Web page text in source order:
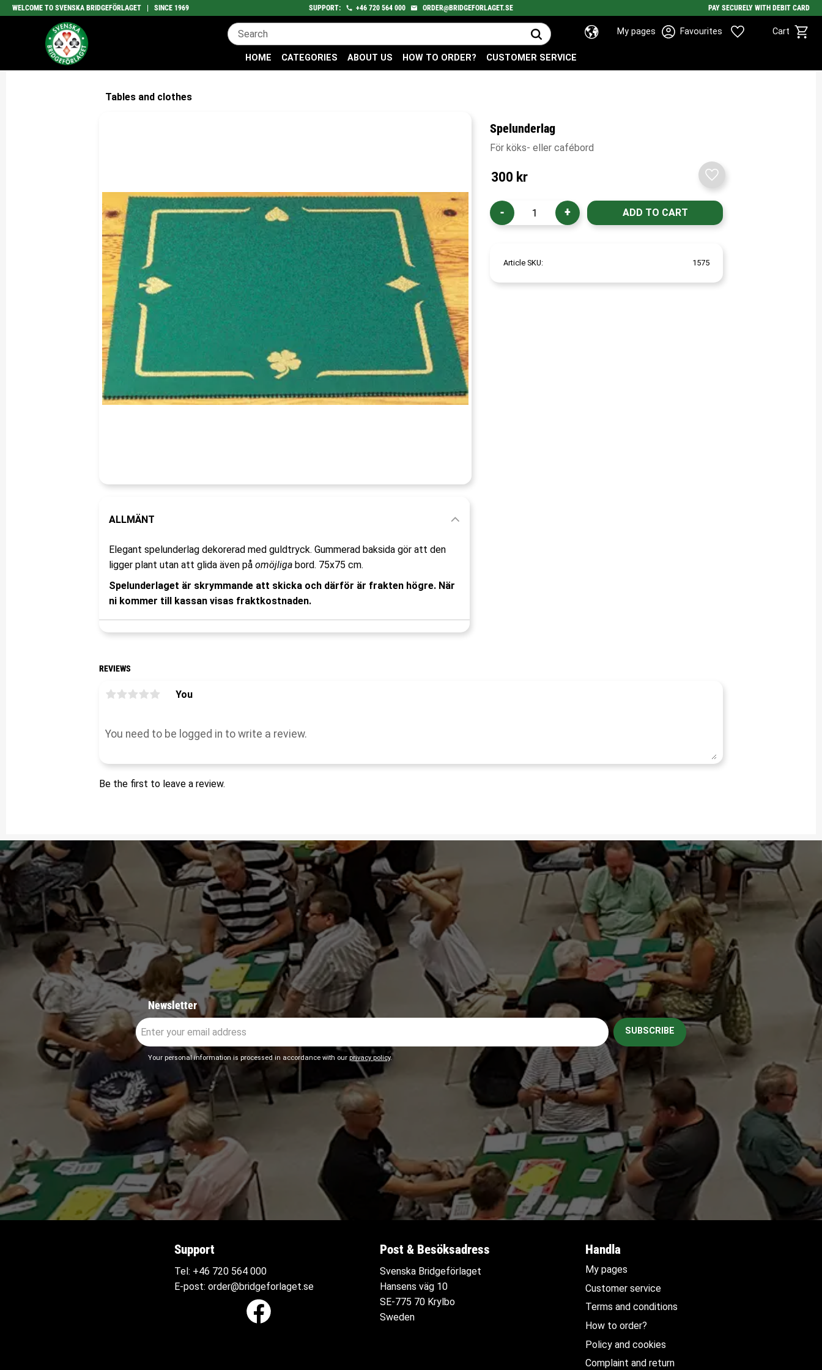
WELCOME TO SVENSKA BRIDGEFÖRLAGET | SINCE 1969 SUPPORT: +46 720 564 000 ORDER@BRIDGEFORLAGET.SE PAY SECURELY WITH DEBIT CARD
My pages Favourites Cart
Favorites Basket
HOME CATEGORIES ABOUT US HOW TO ORDER? CUSTOMER SERVICE
Tables and clothes
Spelunderlag
För köks- eller cafébord
300 kr
+
-
Add to favorites
Article SKU 1575
ALLMÄNT
Elegant spelunderlag dekorerad med guldtryck. Gummerad baksida gör att den
ligger plant utan att glida även på omöjliga bord. 75x75 cm.
Spelunderlaget är skrymmande att skicka och därför är frakten högre. När
ni kommer till kassan visas fraktkostnaden.
REVIEWS
You
Be the first to leave a review.
Newsletter
SUBSCRIBE
Your personal information is processed in accordance with our privacy policy.
Support
Tel: +46 720 564 000
E-post:order@bridgeforlaget.se
Post & Besöksadress
Svenska Bridgeförlaget
Hansens väg 10
SE-775 70 Krylbo
Sweden
Handla
My pages
Customer service
Terms and conditions
How to order?
Policy and cookies
Complaint and return